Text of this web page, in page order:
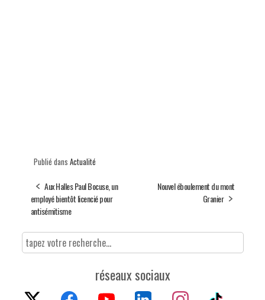
Publié dans Actualité
Aux Halles Paul Bocuse, un
employé bientôt licencié pour
antisémitisme
Nouvel éboulement du mont
Granier
réseaux sociaux